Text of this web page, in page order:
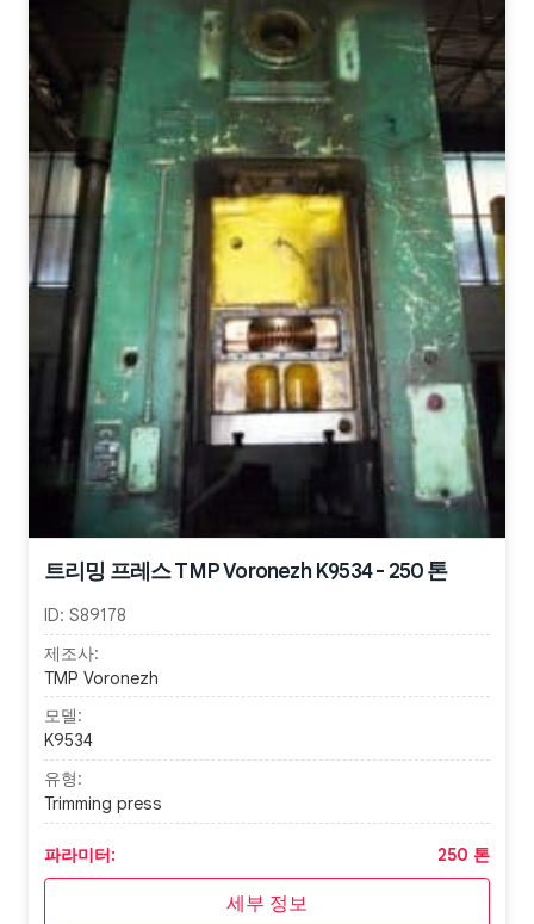
트리밍 프레스 TMP Voronezh K9534 - 250 톤
ID: S89178
제조사:
TMP Voronezh
모델:
K9534
유형:
Trimming press
파라미터: 250 톤
세부 정보